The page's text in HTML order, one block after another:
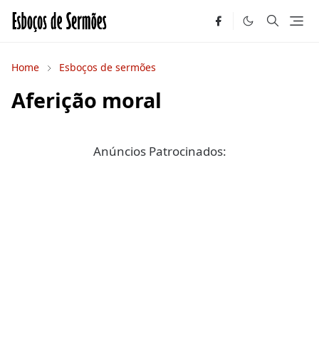
Home Esboços de sermões
Aferição moral
Anúncios Patrocinados: